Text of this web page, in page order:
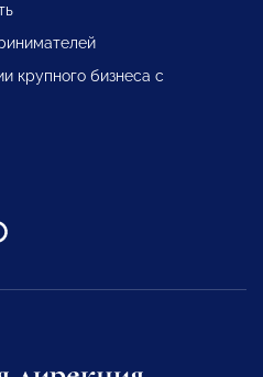
крупного бизнеса с